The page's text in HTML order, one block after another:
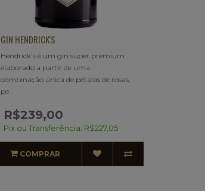
GIN HENDRICK'S
Hendrick’s é um gin super premium
elaborado a partir de uma
combinação única de pétalas de rosas,
pe..
R$239,00
Pix ou Transferência: R$227,05
COMPRAR